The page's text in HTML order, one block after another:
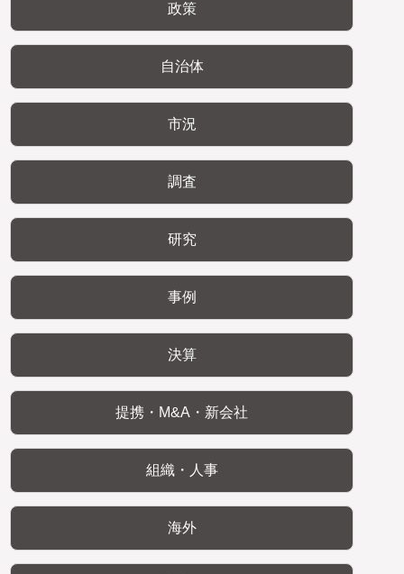
政策
自治体
市況
調査
研究
事例
決算
提携・M&A・新会社
組織・人事
海外